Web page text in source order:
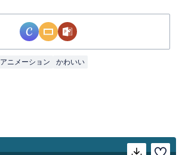
アニメーション かわいい